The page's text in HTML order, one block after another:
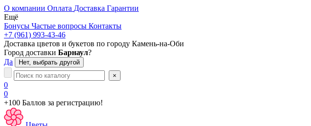
О компании Оплата Доставка Гарантии
Ещё
Бонусы Частые вопросы Контакты
+7 (961) 993-43-46
Доставка цветов и букетов по городу Камень-на-Оби
Город доставки Барнаул?
Да
Нет, выбрать другой
×
0
0
+100 Баллов за регистрацию!